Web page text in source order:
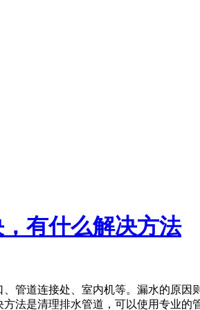
有什么解决方法
管道连接处、室内机等。漏水的原
法是清理排水管道，可以使用专业